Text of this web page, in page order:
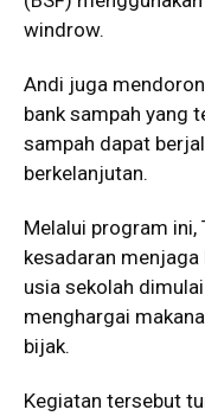
windrow.
Andi juga
bank sampah yang
sampah dapat
berkelanjutan.
Melalui program ini,
kesadaran
usia sekolah
menghargai
bijak.
Kegiatan tersebut